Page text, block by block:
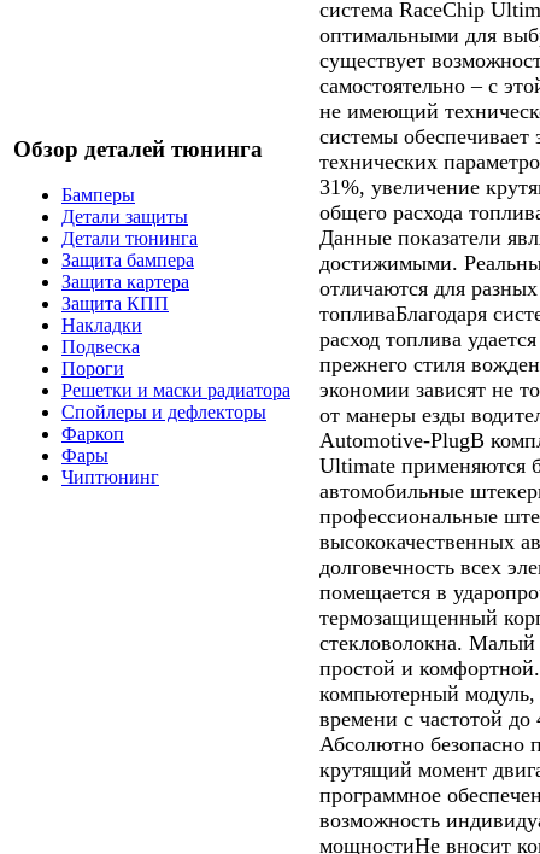
Обзор деталей тюнинга
Бамперы
Детали защиты
Детали тюнинга
Защита бампера
Защита картера
Защита КПП
Накладки
Подвеска
Пороги
Решетки и маски радиатора
Спойлеры и дефлекторы
Фаркоп
Фары
Чиптюнинг
система RaceChip
оптимальными для
существует
самостоятельно – с
не имеющий
системы обеспечивает
технических
31%, увеличение
общего расхода
Данные показатели
достижимыми.
отличаются для
топливаБлагодаря
расход топлива
прежнего стиля
экономии зависят не
от манеры езды
Automotive-PlugВ
Ultimate применяются
автомобильные
профессиональные
высококачественных
долговечность всех
помещается в
термозащищенный
стекловолокна. Малый
простой и
компьютерный
времени с частотой
Абсолютно безопасно
крутящий момент
программное
возможность
мощностиНе вносит